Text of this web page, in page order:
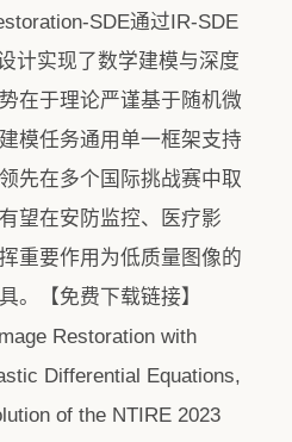
SDE通过IR-SDE
计实现了数学建模与深度
在于理论严谨基于随机微
模任务通用单一框架支持
先在多个国际挑战赛中取
望在安防监控、医疗影
重要作用为低质量图像的
。【免费下载链接】
Restoration with
Differential Equations,
of the NTIRE 2023